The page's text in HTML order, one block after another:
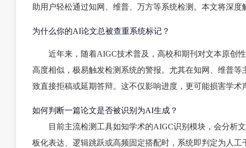
助用户轻松通过知网、维普、万方等系统检测。本文将深度
为什么你的AI论文总被查重系统标记？
近年来，随着AIGC技术普及，高校和期刊对文本原创
高度相似，极易触发检测系统的警报。尤其在知网、维普
致直接拒稿或延期答辩。这不仅影响进度，更可能损害学术
如何判断一篇论文是否被识别为AI生成？
目前主流检测工具如知学术的AIGC识别模块，会分析
板化表达、逻辑跳跃或高频固定搭配时，系统即判定为人